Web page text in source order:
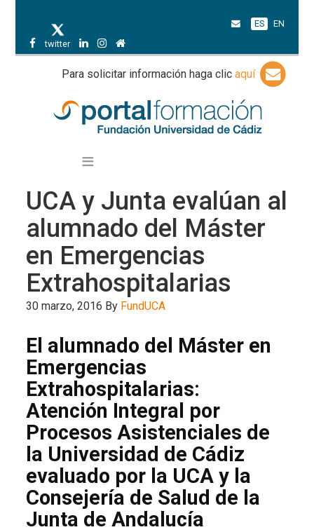
twitter
ES EN
Para solicitar información haga clic aquí
UCA y Junta evalúan al
alumnado del Máster
en Emergencias
Extrahospitalarias
30 marzo, 2016 By FundUCA
El alumnado del Máster en
Emergencias
Extrahospitalarias:
Atención Integral por
Procesos Asistenciales de
la Universidad de Cádiz
evaluado por la UCA y la
Consejería de Salud de la
Junta de Andalucía